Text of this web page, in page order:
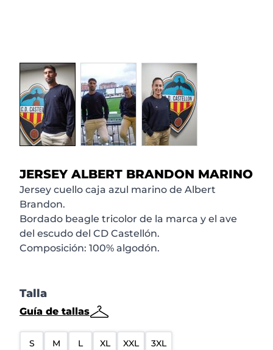
JERSEY ALBERT BRANDON MARINO
View larger imageView larger imageView larger image
Jersey cuello caja azul marino de Albert
Brandon.
Bordado beagle tricolor de la marca y el ave
del escudo del CD Castellón.
Composición: 100% algodón.
Talla
Guía de tallas
S M L XL XXL 3XL